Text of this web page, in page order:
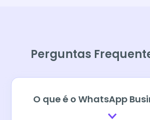
Perguntas
O que é o WhatsApp